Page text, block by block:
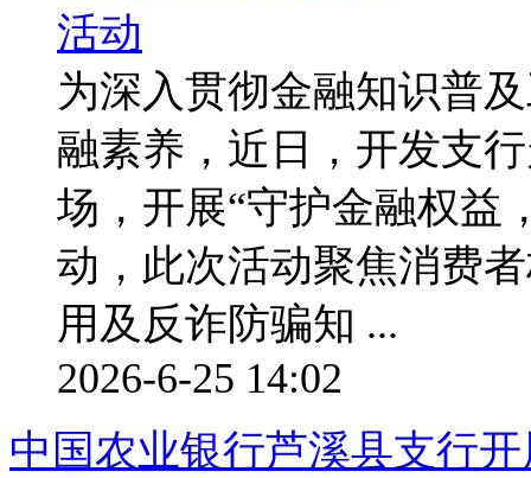
为深入贯彻金融知识普
融素养，近日，开发支
场，开展“守护金融权益
动，此次活动聚焦消费
用及反诈防骗知 ...
2026-6-25 14:02
中国农业银行芦溪县支行